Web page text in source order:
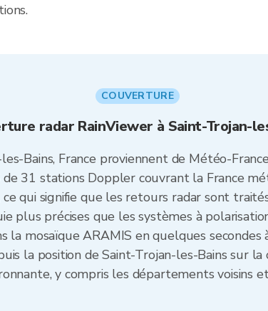
COUVERTURE
radar RainViewer à Saint-Trojan-
Bains, France proviennent de Météo-
31 stations Doppler couvrant la France
qui signifie que les retours radar sont
plus précises que les systèmes à
mosaïque ARAMIS en quelques secondes
la position de Saint-Trojan-les-Bains sur
y compris les départements voisins